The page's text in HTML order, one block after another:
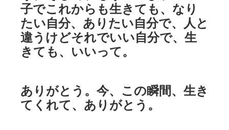
子でこれからも生きても、なり
たい自分、ありたい自分で、人と
違うけどそれでいい自分で、生
きても、いいって。
ありがとう。今、この瞬間、生き
てくれて、ありがとう。